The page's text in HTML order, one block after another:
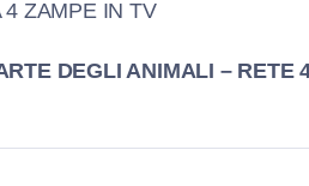
4 ZAMPE IN TV
DEGLI ANIMALI – RETE